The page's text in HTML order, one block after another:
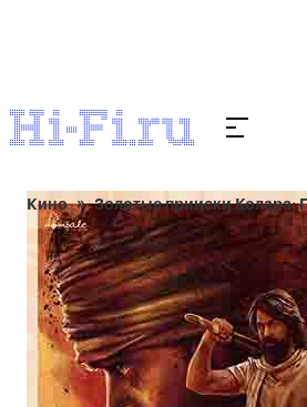
Кино Золотые прииски Колара: